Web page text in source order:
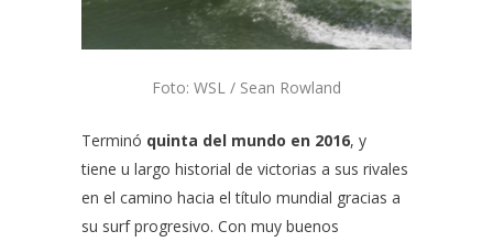
Foto: WSL / Sean Rowland
Terminó quinta del mundo en 2016, y
tiene u largo historial de victorias a sus rivales
en el camino hacia el título mundial gracias a
su surf progresivo. Con muy buenos